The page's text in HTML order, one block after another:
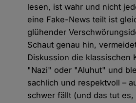
lesen, ist wahr und nicht
eine Fake-News teilt ist
glühender
Schaut genau hin,
Diskussion die klassischen
"Nazi" oder "Aluhut" und
sachlich und respektvoll –
schwer fällt (und das tut es,